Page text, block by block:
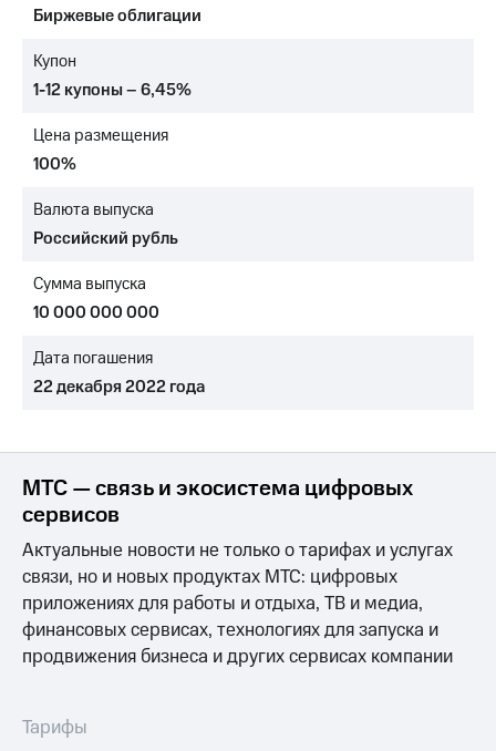
Достижения
Интервью
отчетность
Контакты
Новости
в
и акционерам
Корпоративное
Корпоративный
секретарь
Раскрытие
информации
Информация
акционерам
Документы
ПАО
"МТС"
Собрания
акционеров
Биржевые облигации
Купон
1-12 купоны – 6,45%
Цена размещения
100%
Валюта выпуска
Российский рубль
Сумма выпуска
10 000 000 000
Дата погашения
22 декабря 2022 года
МТС — связь и экосистема цифровых
сервисов
Актуальные новости не только о тарифах и услугах
связи, но и новых продуктах МТС: цифровых
приложениях для работы и отдыха, ТВ и медиа,
финансовых сервисах, технологиях для запуска и
продвижения бизнеса и других сервисах компании
Тарифы